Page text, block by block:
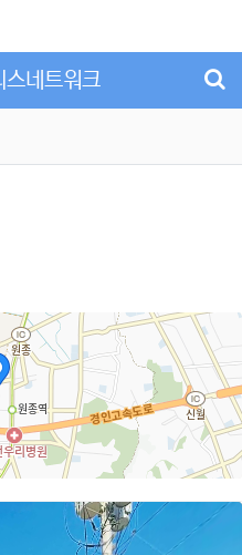
스네트워크